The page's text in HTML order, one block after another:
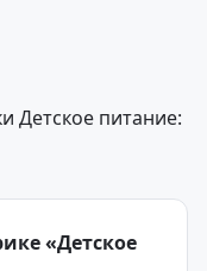
Детское питание:
«Детское